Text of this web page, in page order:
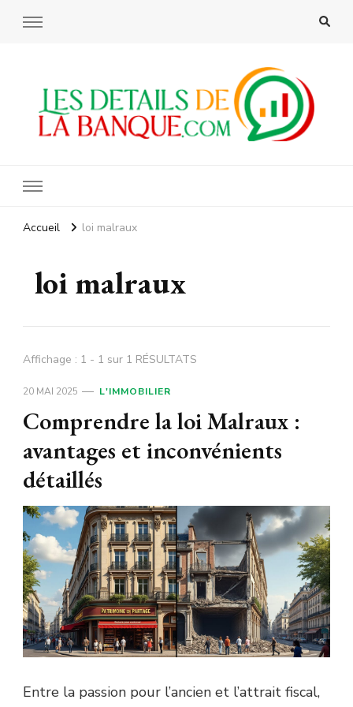
Accueil loi malraux
loi malraux
Affichage : 1 - 1 sur 1 RÉSULTATS
20 MAI 2025 L'IMMOBILIER
Comprendre la loi Malraux :
avantages et inconvénients
détaillés
Entre la passion pour l’ancien et l’attrait fiscal,